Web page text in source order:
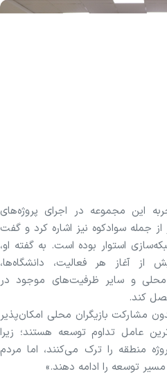
این مجموعه در اجرای پروژه‌های
جمله سوادکوه نیز اشاره کرد و گفت
استوار بوده است. به گفته او،
آغاز هر فعالیت، دانشگاه‌ها،
محلی و سایر ظرفیت‌های موجود در
کند.
مشارکت بازیگران محلی امکان‌پذیر
عامل تداوم توسعه هستند؛ زیرا
منطقه را ترک می‌کنند، اما مردم
توسعه را ادامه دهند.»